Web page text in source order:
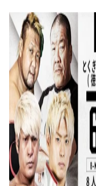
ス
リ
ン
グ・
ノ
ア